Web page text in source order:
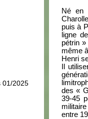
01/2025
Né en
puis à
ligne
pétrin
même
Henri
Il
des «
39-45
entre